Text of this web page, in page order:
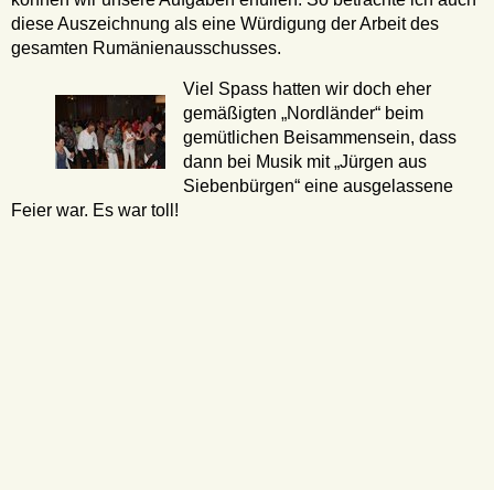
diese Auszeichnung als eine Würdigung der Arbeit des
gesamten Rumänienausschusses.
Viel Spass hatten wir doch eher
gemäßigten „Nordländer“ beim
gemütlichen Beisammensein, dass
dann bei Musik mit „Jürgen aus
Siebenbürgen“ eine ausgelassene
Feier war. Es war toll!